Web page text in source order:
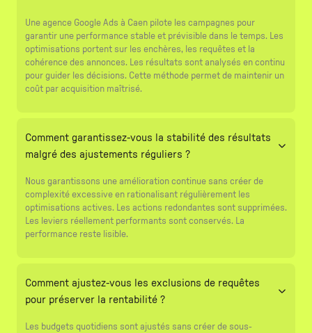
Une agence Google Ads à Caen pilote les campagnes pour
garantir une performance stable et prévisible dans le temps. Les
optimisations portent sur les enchères, les requêtes et la
cohérence des annonces. Les résultats sont analysés en continu
pour guider les décisions. Cette méthode permet de maintenir un
coût par acquisition maîtrisé.
Comment garantissez-vous la stabilité des résultats
malgré des ajustements réguliers ?
Nous garantissons une amélioration continue sans créer de
complexité excessive en rationalisant régulièrement les
optimisations actives. Les actions redondantes sont supprimées.
Les leviers réellement performants sont conservés. La
performance reste lisible.
Comment ajustez-vous les exclusions de requêtes
pour préserver la rentabilité ?
Les budgets quotidiens sont ajustés sans créer de sous-